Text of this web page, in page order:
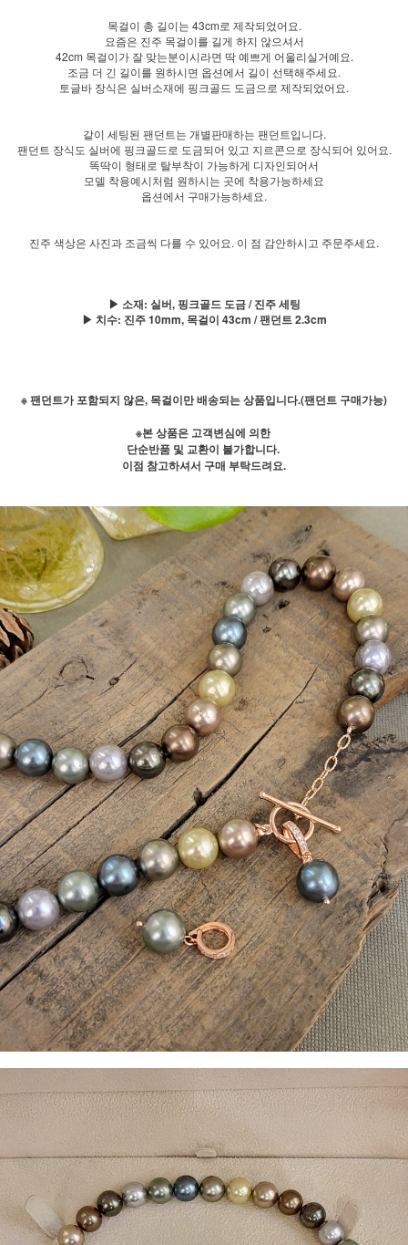
목걸이 총 길이는 43cm로 제작되었어요.
요즘은 진주 목걸이를 길게 하지 않으셔서
42cm 목걸이가 잘 맞는분이시라면 딱 예쁘게 어울리실거예요.
조금 더 긴 길이를 원하시면 옵션에서 길이 선택해주세요.
토글바 장식은 실버소재에 핑크골드 도금으로 제작되었어요.
같이 세팅된 팬던트는 개별판매하는 팬던트입니다.
팬던트 장식도 실버에 핑크골드로 도금되어 있고 지르콘으로 장식되어 있어요.
똑딱이 형태로 탈부착이 가능하게 디자인되어서
모델 착용예시처럼 원하시는 곳에 착용가능하세요
옵션에서 구매가능하세요.
진주 색상은 사진과 조금씩 다를 수 있어요. 이 점 감안하시고 주문주세요.
▶ 소재: 실버, 핑크골드 도금 / 진주 세팅
▶ 치수: 진주 10mm, 목걸이 43cm / 팬던트 2.3cm
※ 팬던트가 포함되지 않은, 목걸이만 배송되는 상품입니다.(팬던트 구매가능)
※본 상품은 고객변심에 의한
단순반품 및 교환이 불가합니다.
이점 참고하셔서 구매 부탁드려요.